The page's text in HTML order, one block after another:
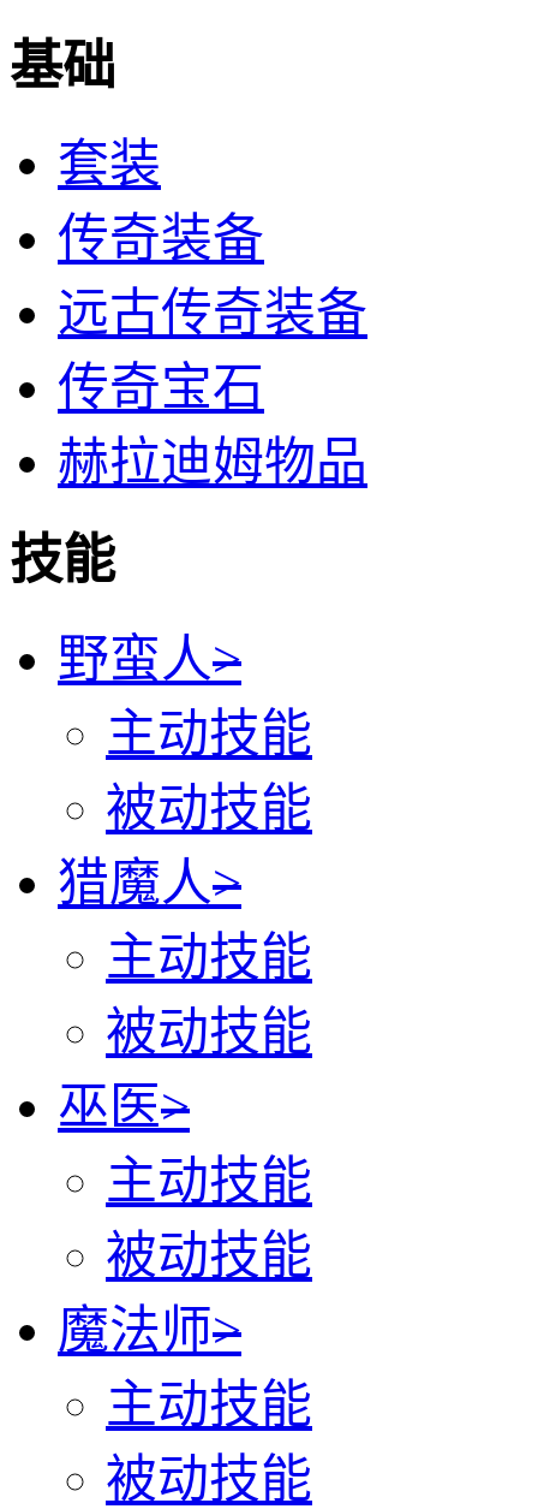
基础
套装
传奇装备
远古传奇装备
传奇宝石
赫拉迪姆物品
技能
野蛮人>
主动技能
被动技能
猎魔人>
主动技能
被动技能
巫医>
主动技能
被动技能
魔法师>
主动技能
被动技能